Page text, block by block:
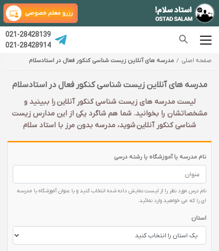
رزرو معلم خصوصی
021-28428139
021-28428914
صفحه اصلی مدرسه های آنلاین زیست شناسی کنکور فعال در استادسلام
مدرسه های آنلاین زیست شناسی کنکور فعال در استادسلام
لیست مدرسه های زیست شناسی کنکور آنلاین را ببینید و
مشخصاتشان را بخوانید. شما هم شاگرد یکی از این مدارس زیست
شناسی کنکور آنلاین شوید، مدرسه بدون مرز با استاد سلام
نام مدرسه یا آموزشگاه یا رشته درسی
نام درس مورد نظر را از لیست نمایش داده شده انتخاب کنید و یا عنوان آموزشگاه یا مدرسه
ای را که می خواهید وارد نمائید.
استان